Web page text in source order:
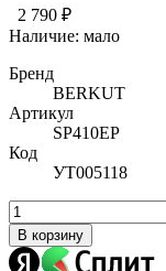
2 790 ₽
Наличие: мало
Бренд
BERKUT
Артикул
SP410EP
Код
УТ005118
В корзину